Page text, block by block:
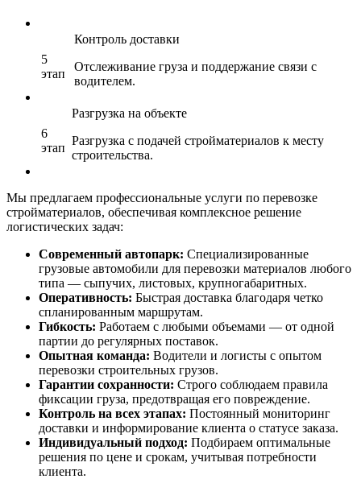
5
этап
Контроль доставки
Отслеживание груза и поддержание связи с
водителем.
6
этап
Разгрузка на объекте
Разгрузка с подачей стройматериалов к месту
строительства.
Мы предлагаем профессиональные услуги по перевозке
стройматериалов, обеспечивая комплексное решение
логистических задач:
Современный автопарк: Специализированные
грузовые автомобили для перевозки материалов любого
типа — сыпучих, листовых, крупногабаритных.
Оперативность: Быстрая доставка благодаря четко
спланированным маршрутам.
Гибкость: Работаем с любыми объемами — от одной
партии до регулярных поставок.
Опытная команда: Водители и логисты с опытом
перевозки строительных грузов.
Гарантии сохранности: Строго соблюдаем правила
фиксации груза, предотвращая его повреждение.
Контроль на всех этапах: Постоянный мониторинг
доставки и информирование клиента о статусе заказа.
Индивидуальный подход: Подбираем оптимальные
решения по цене и срокам, учитывая потребности
клиента.